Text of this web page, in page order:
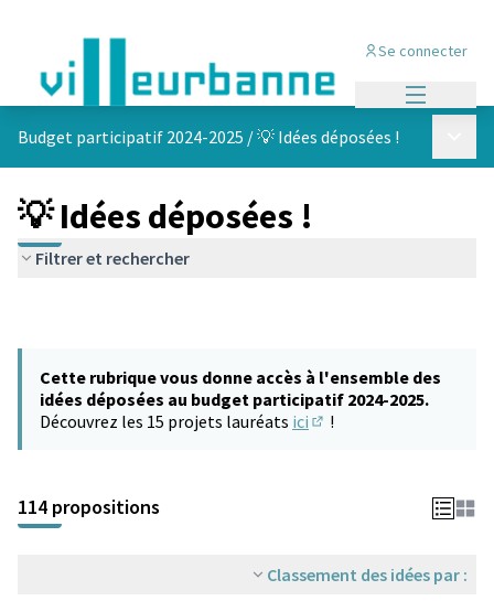
Se connecter
Budget participatif 2024-2025 /💡 Idées déposées !
💡 Idées déposées !
Filtrer et rechercher
Cette rubrique vous donne accès à l'ensemble des
idées déposées au budget participatif 2024-2025.
Découvrez les 15 projets lauréats ici !
114 propositions
Classement des idées par :